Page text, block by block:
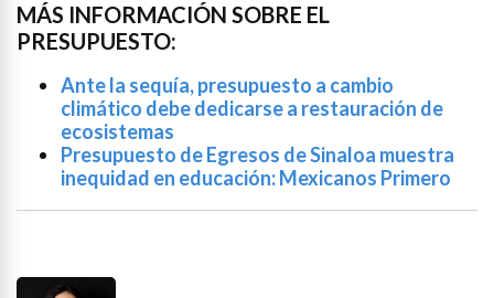
MÁS INFORMACIÓN SOBRE EL
PRESUPUESTO:
Ante la sequía, presupuesto a cambio
climático debe dedicarse a restauración de
ecosistemas
Presupuesto de Egresos de Sinaloa muestra
inequidad en educación: Mexicanos Primero